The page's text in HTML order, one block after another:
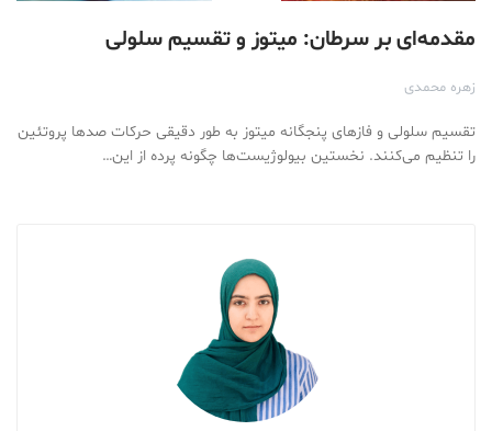
مقدمه‌ای بر سرطان: میتوز و تقسیم سلولی
زهره محمدی
تقسیم سلولی و فازهای پنجگانه میتوز به طور دقیقی حرکات صدها پروتئین
را تنظیم می‌کنند. نخستین بیولوژیست‌ها چگونه پرده از این…